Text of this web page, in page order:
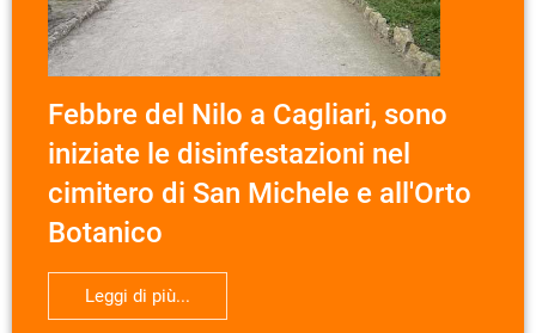
Febbre del Nilo a Cagliari, sono
iniziate le disinfestazioni nel
cimitero di San Michele e all'Orto
Botanico
Leggi di più...